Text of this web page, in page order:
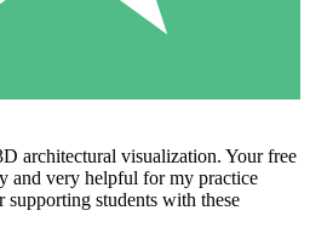
architectural visualization. Your free
and very helpful for my practice
students with these